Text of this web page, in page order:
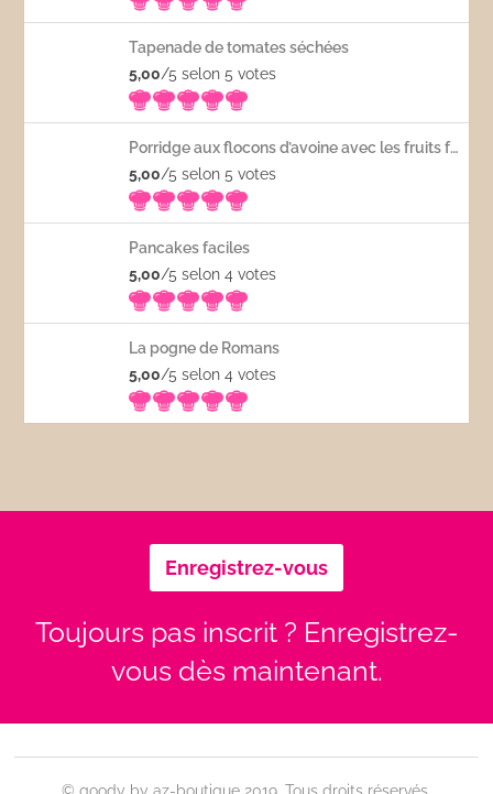
Tapenade de tomates séchées
5,00/5 selon 5votes
Porridge aux flocons d’avoine avec les fruits frais
5,00/5 selon 5votes
Pancakes faciles
5,00/5 selon 4votes
La pogne de Romans
5,00/5 selon 4votes
Enregistrez-vous
Toujours pas inscrit ? Enregistrez-
vous dès maintenant.
© goody by az-boutique 2019. Tous droits réservés.